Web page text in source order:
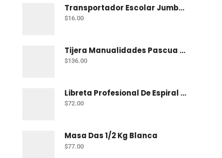
Transportador Escolar Jumbo Plastico 360 Grados
$16.00
Tijera Manualidades Pascua P/Foamy Ondas
$136.00
Libreta Profesional De Espiral Norma Color 100 H Bco
$72.00
Masa Das 1/2 Kg Blanca
$77.00